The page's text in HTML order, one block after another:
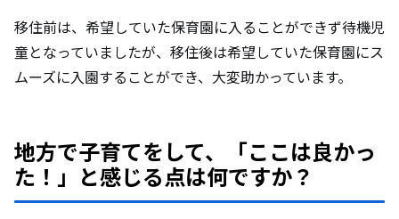
移住前は、希望していた保育園に入ることができず待機児
童となっていましたが、移住後は希望していた保育園にス
ムーズに入園することができ、大変助かっています。
地方で子育てをして、「ここは良かっ
た！」と感じる点は何ですか？